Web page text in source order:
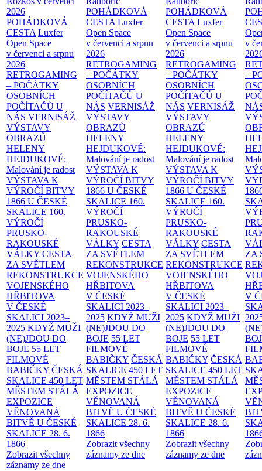
2026
POHÁDKOVÁ
CESTA Luxfer
Open Space
v červenci a srpnu
2026
RETROGAMING
– POČÁTKY
OSOBNÍCH
POČÍTAČŮ U
NÁS VERNISÁŽ
VÝSTAVY
OBRAZŮ
HELENY
HEJDUKOVÉ:
Malování je radost
VÝSTAVA K
VÝROČÍ BITVY
1866 U ČESKÉ
SKALICE 160.
VÝROČÍ
PRUSKO-
RAKOUSKÉ
VÁLKY CESTA
ZA SVĚTLEM
REKONSTRUKCE
VOJENSKÉHO
HŘBITOVA
V ČESKÉ
SKALICI 2023–
2025 KDYŽ MUŽI
(NE)JDOU DO
BOJE 55 LET
FILMOVÉ
BABIČKY ČESKÁ
SKALICE 450 LET
MĚSTEM STÁLÁ
EXPOZICE
VĚNOVANÁ
BITVĚ U ČESKÉ
SKALICE 28. 6.
1866
Zobrazit všechny
záznamy ze dne
POHÁDKOVÁ
CESTA Luxfer
Open Space
v červenci a srpnu
2026
RETROGAMING
– POČÁTKY
OSOBNÍCH
POČÍTAČŮ U
NÁS VERNISÁŽ
VÝSTAVY
OBRAZŮ
HELENY
HEJDUKOVÉ:
Malování je radost
VÝSTAVA K
VÝROČÍ BITVY
1866 U ČESKÉ
SKALICE 160.
VÝROČÍ
PRUSKO-
RAKOUSKÉ
VÁLKY CESTA
ZA SVĚTLEM
REKONSTRUKCE
VOJENSKÉHO
HŘBITOVA
V ČESKÉ
SKALICI 2023–
2025 KDYŽ MUŽI
(NE)JDOU DO
BOJE 55 LET
FILMOVÉ
BABIČKY ČESKÁ
SKALICE 450 LET
MĚSTEM STÁLÁ
EXPOZICE
VĚNOVANÁ
BITVĚ U ČESKÉ
SKALICE 28. 6.
1866
Zobrazit všechny
záznamy ze dne
POHÁDKOVÁ
CESTA Luxfer
Open Space
v červenci a srpnu
2026
RETROGAMING
– POČÁTKY
OSOBNÍCH
POČÍTAČŮ U
NÁS VERNISÁŽ
VÝSTAVY
OBRAZŮ
HELENY
HEJDUKOVÉ:
Malování je radost
VÝSTAVA K
VÝROČÍ BITVY
1866 U ČESKÉ
SKALICE 160.
VÝROČÍ
PRUSKO-
RAKOUSKÉ
VÁLKY CESTA
ZA SVĚTLEM
REKONSTRUKCE
VOJENSKÉHO
HŘBITOVA
V ČESKÉ
SKALICI 2023–
2025 KDYŽ MUŽI
(NE)JDOU DO
BOJE 55 LET
FILMOVÉ
BABIČKY ČESKÁ
SKALICE 450 LET
MĚSTEM STÁLÁ
EXPOZICE
VĚNOVANÁ
BITVĚ U ČESKÉ
SKALICE 28. 6.
1866
Zobrazit všechny
záznamy ze dne
v
–
ZA
V